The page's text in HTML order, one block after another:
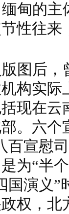
甸的
性往
图后，
构实
现在云
。六个
百宣慰
为“半
国演义”
权，